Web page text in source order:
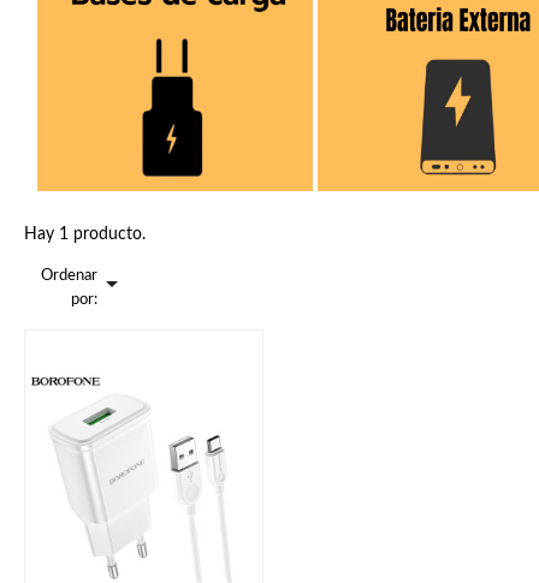
Hay 1 producto.
Ordenar
por:
